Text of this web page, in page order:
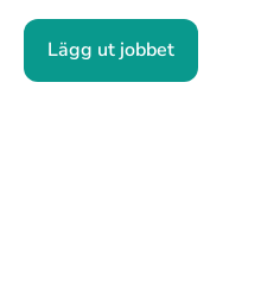
Lägg ut jobbet